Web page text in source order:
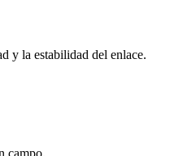
y la estabilidad del enlace.
campo.